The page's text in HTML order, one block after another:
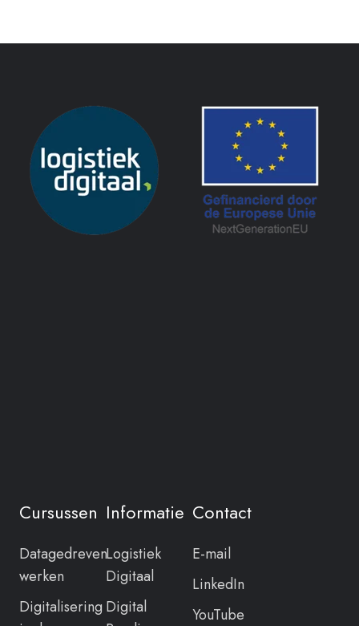
Cursussen
Datagedreven
werken
Digitalisering
Informatie
Logistiek
Digitaal
Digital
Contact
E-mail
LinkedIn
YouTube